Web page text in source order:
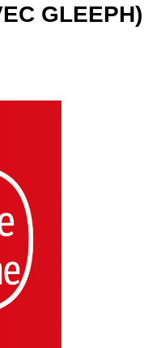
GLEEPH)